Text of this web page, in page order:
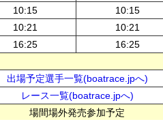
10:15 10:15
10:21 10:21
16:25 16:25
出場予定選手一覧(boatrace.jpへ)
レース一覧(boatrace.jpへ)
場間場外発売参加予定